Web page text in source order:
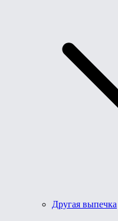
Другая выпечка